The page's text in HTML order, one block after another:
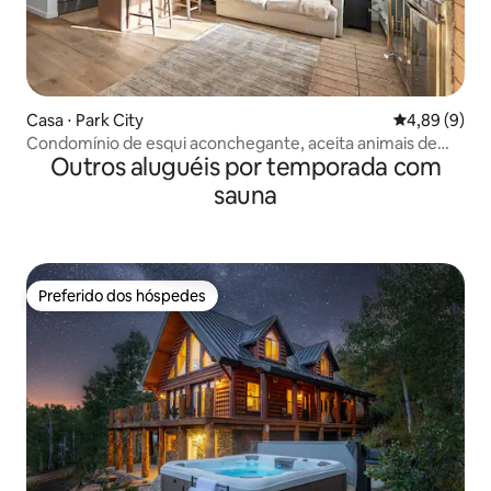
Casa ⋅ Park City 4,89 de uma
4,89 (9)
Condomínio de esqui aconchegante, aceita animais de
estimação, caminhada até o esqui/banheira de
Outros aluguéis por temporada com
sauna
Preferido dos hóspedes
Preferido dos hóspedes